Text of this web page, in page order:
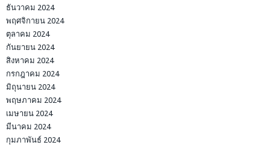
ธันวาคม 2024
พฤศจิกายน 2024
ตุลาคม 2024
กันยายน 2024
สิงหาคม 2024
กรกฎาคม 2024
มิถุนายน 2024
พฤษภาคม 2024
เมษายน 2024
มีนาคม 2024
กุมภาพันธ์ 2024